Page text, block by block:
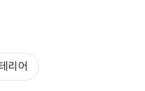
리어